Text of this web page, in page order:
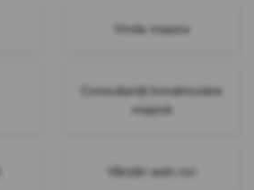
Vinde mașina
Consultanță înmatriculare
mașină
Vânzări auto noi